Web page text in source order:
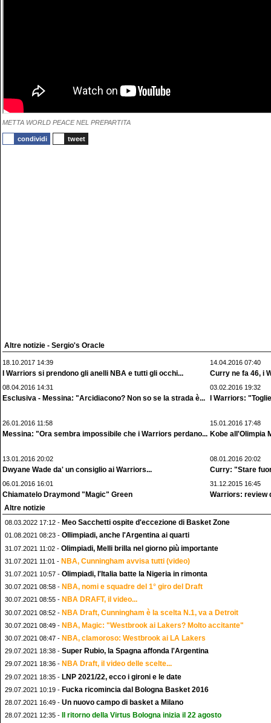
METTA WORLD PEACE NEL PREPARTITA
condividi tweet
Altre notizie - Sergio's Oracle
18.10.2017 14:39
I Warriors si prendono gli anelli NBA e tutti gli occhi...
14.04.2016 07:40
Curry ne fa 46, i
08.04.2016 14:31
Esclusiva - Messina: "Arcidiacono? Non so se la strada è...
03.02.2016 19:32
I Warriors:
26.01.2016 11:58
Messina: "Ora sembra impossibile che i Warriors perdano...
15.01.2016 17:48
Kobe all'Olimpia
13.01.2016 20:02
Dwyane Wade da' un consiglio ai Warriors...
08.01.2016 20:02
Curry: "Stare
06.01.2016 16:01
Chiamatelo Draymond "Magic" Green
31.12.2015 16:45
Warriors: review
Altre notizie
08.03.2022 17:12 - Meo Sacchetti ospite d'eccezione di Basket Zone
01.08.2021 08:23 - OIlimpiadi, anche l'Argentina ai quarti
31.07.2021 11:02 - Olimpiadi, Melli brilla nel giorno più importante
31.07.2021 11:01 - NBA, Cunningham avvisa tutti (video)
31.07.2021 10:57 - Olimpiadi, l'Italia batte la Nigeria in rimonta
30.07.2021 08:58 - NBA, nomi e squadre del 1° giro del Draft
30.07.2021 08:55 - NBA DRAFT, il video...
30.07.2021 08:52 - NBA Draft, Cunningham è la scelta N.1, va a Detroit
30.07.2021 08:49 - NBA, Magic: "Westbrook ai Lakers? Molto accitante"
30.07.2021 08:47 - NBA, clamoroso: Westbrook ai LA Lakers
29.07.2021 18:38 - Super Rubio, la Spagna affonda l'Argentina
29.07.2021 18:36 - NBA Draft, il video delle scelte...
29.07.2021 18:35 - LNP 2021/22, ecco i gironi e le date
29.07.2021 10:19 - Fucka ricomincia dal Bologna Basket 2016
28.07.2021 16:49 - Un nuovo campo di basket a Milano
28.07.2021 12:35 - Il ritorno della Virtus Bologna inizia il 22 agosto